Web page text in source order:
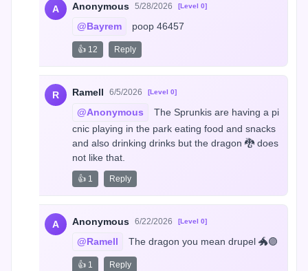
A Anonymous 5/28/2026 [Level 0]
@Bayrem poop 46457
👍 12 Reply
R Ramell 6/5/2026 [Level 0]
@Anonymous
The Sprunkis are having a pi
cnic playing in the park eating food and snacks
and also drinking drinks but the dragon 🐉 does
not like that.
👍 1 Reply
A Anonymous 6/22/2026 [Level 0]
@Ramell The dragon you mean drupel 🐲🟣
👍 1 Reply